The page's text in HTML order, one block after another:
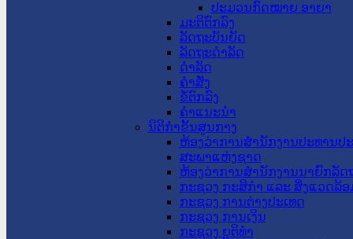
ປະມວນກົດໝາຍ ອາຍາ
ມະຕິຕົກລົງ
ລັດຖະບັນຍັດ
ລັດຖະດໍາລັດ
ດໍາລັດ
ຄໍາສັ່ງ
ຂໍ້ຕົກລົງ
ຄໍາແນະນໍາ
ນິຕິກໍາຂັ້ນສູນກາງ
ຫ້ອງວ່າການສໍານັກງານປະທານປ
ສະພາແຫ່ງຊາດ
ຫ້ອງວ່າການສຳນັກງານນາຍົກລັດ
ກະຊວງ ກະສິກຳ ແລະ ສິ່ງແວດລ້ອ
ກະຊວງ ການຕ່າງປະເທດ
ກະຊວງ ການເງິນ
ກະຊວງ ຍຸຕິທໍາ